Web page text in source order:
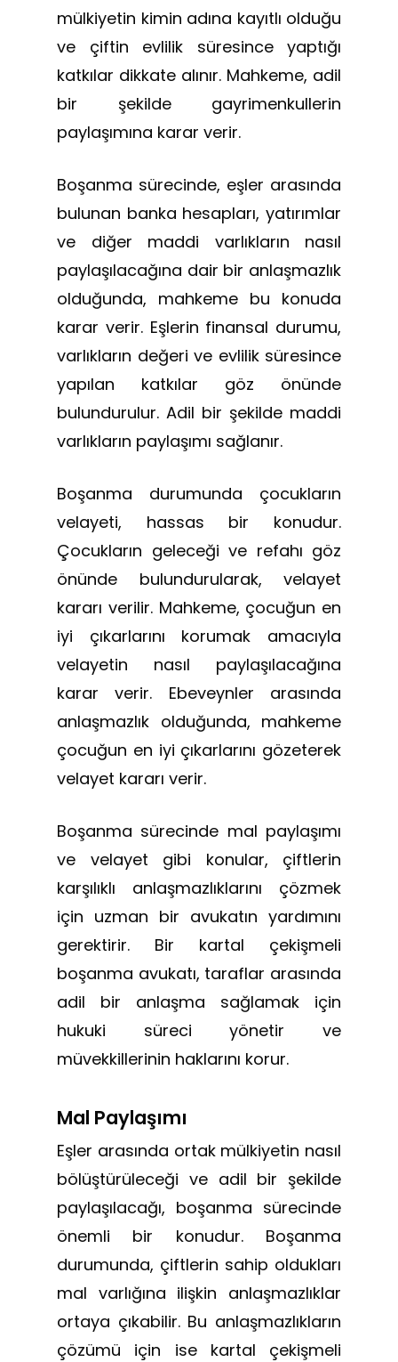
mülkiyetin kimin adına kayıtlı olduğu
ve çiftin evlilik süresince yaptığı
katkılar dikkate alınır. Mahkeme, adil
bir şekilde gayrimenkullerin
paylaşımına karar verir.
Boşanma sürecinde, eşler arasında
bulunan banka hesapları, yatırımlar
ve diğer maddi varlıkların nasıl
paylaşılacağına dair bir anlaşmazlık
olduğunda, mahkeme bu konuda
karar verir. Eşlerin finansal durumu,
varlıkların değeri ve evlilik süresince
yapılan katkılar göz önünde
bulundurulur. Adil bir şekilde maddi
varlıkların paylaşımı sağlanır.
Boşanma durumunda çocukların
velayeti, hassas bir konudur.
Çocukların geleceği ve refahı göz
önünde bulundurularak, velayet
kararı verilir. Mahkeme, çocuğun en
iyi çıkarlarını korumak amacıyla
velayetin nasıl paylaşılacağına
karar verir. Ebeveynler arasında
anlaşmazlık olduğunda, mahkeme
çocuğun en iyi çıkarlarını gözeterek
velayet kararı verir.
Boşanma sürecinde mal paylaşımı
ve velayet gibi konular, çiftlerin
karşılıklı anlaşmazlıklarını çözmek
için uzman bir avukatın yardımını
gerektirir. Bir kartal çekişmeli
boşanma avukatı, taraflar arasında
adil bir anlaşma sağlamak için
hukuki süreci yönetir ve
müvekkillerinin haklarını korur.
Mal Paylaşımı
Eşler arasında ortak mülkiyetin nasıl
bölüştürüleceği ve adil bir şekilde
paylaşılacağı, boşanma sürecinde
önemli bir konudur. Boşanma
durumunda, çiftlerin sahip oldukları
mal varlığına ilişkin anlaşmazlıklar
ortaya çıkabilir. Bu anlaşmazlıkların
çözümü için ise kartal çekişmeli